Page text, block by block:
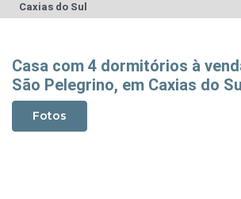
Caxias do Sul
Casa com 4 dormitórios à
São Pelegrino, em Caxias do
Fotos